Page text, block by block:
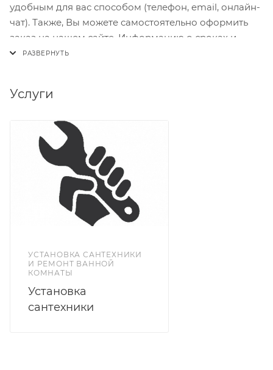
удобным для вас способом (телефон, email, онлайн-
чат). Также, Вы можете самостоятельно оформить
заказ на нашем сайте. Информацию о сроках и
стоимости доставки можно увидеть при расчете
операторов.
Услуги
УСТАНОВКА САНТЕХНИКИ
И РЕМОНТ ВАННОЙ
КОМНАТЫ
Установка
сантехники